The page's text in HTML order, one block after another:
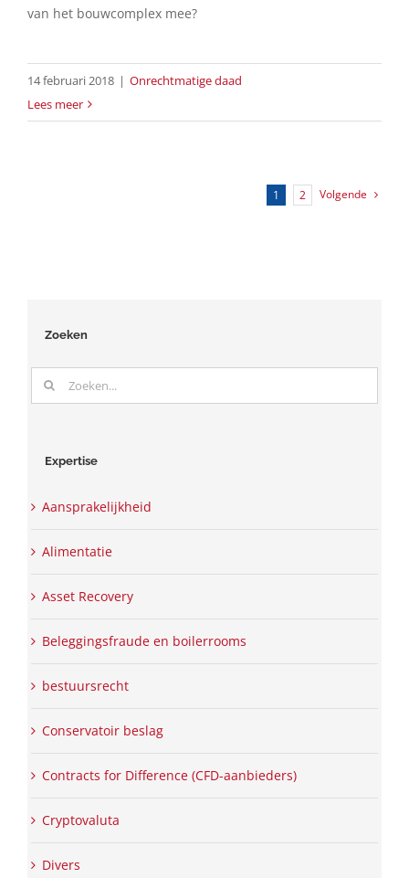
van het bouwcomplex mee?
14 februari 2018 | Onrechtmatige daad
Lees meer
1 2 Volgende
Zoeken
Zoeken
naar:
Expertise
Aansprakelijkheid
Alimentatie
Asset Recovery
Beleggingsfraude en boilerrooms
bestuursrecht
Conservatoir beslag
Contracts for Difference (CFD-aanbieders)
Cryptovaluta
Divers